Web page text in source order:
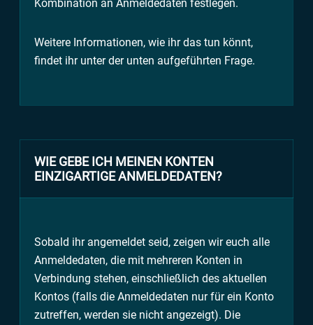
Kombination an Anmeldedaten festlegen.
Weitere Informationen, wie ihr das tun könnt,
findet ihr unter der unten aufgeführten Frage.
WIE GEBE ICH MEINEN KONTEN
EINZIGARTIGE ANMELDEDATEN?
Sobald ihr angemeldet seid, zeigen wir euch alle
Anmeldedaten, die mit mehreren Konten in
Verbindung stehen, einschließlich des aktuellen
Kontos (falls die Anmeldedaten nur für ein Konto
zutreffen, werden sie nicht angezeigt). Die